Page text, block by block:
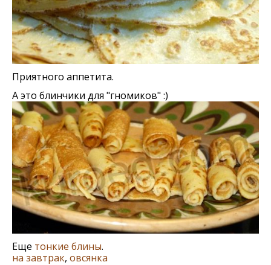
Приятного аппетита.
А это блинчики для "гномиков" :)
Еще тонкие блины.
на завтрак, овсянка